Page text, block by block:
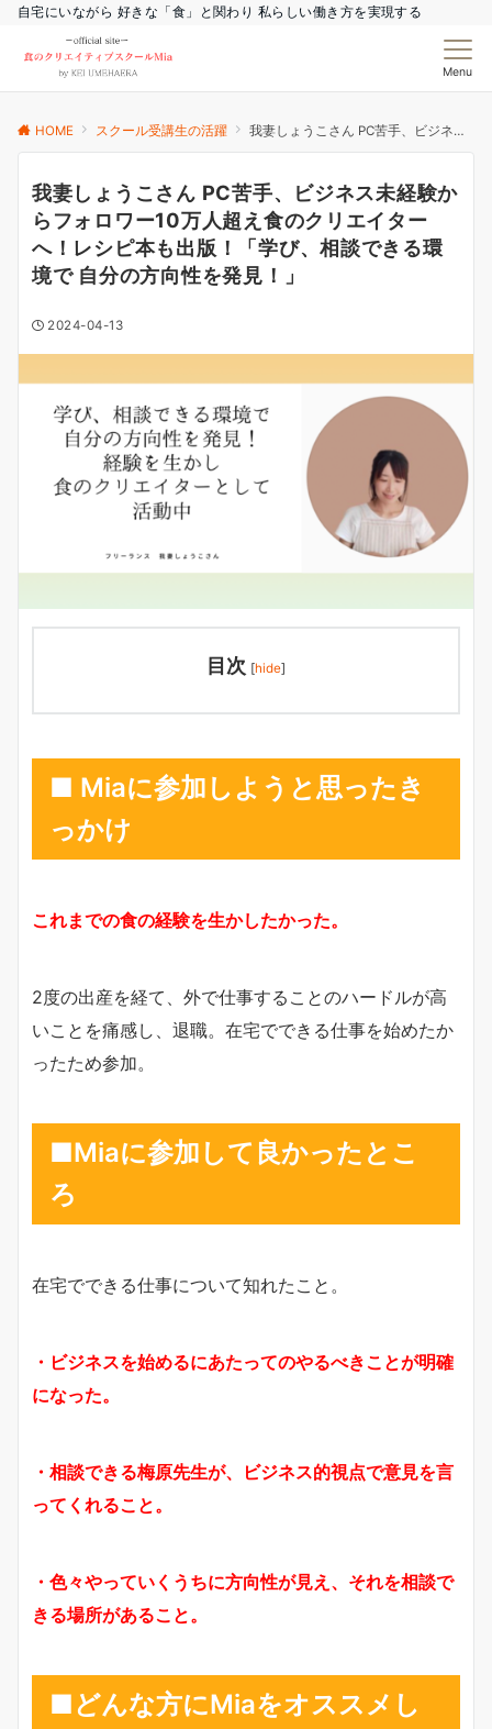
自宅にいながら 好きな「食」と関わり 私らしい働き方を実現する
Menu
HOME スクール受講生の活躍 我妻しょうこさん PC苦手、ビジネス未経験からフォロワー10万人超え食のクリエイターへ！レシピ本も出版！「学び、相談できる環境で 自分の方向性を発見！」
我妻しょうこさん PC苦手、ビジネス未経験か
らフォロワー10万人超え食のクリエイター
へ！レシピ本も出版！「学び、相談できる環
境で 自分の方向性を発見！」
2024-04-13
目次 [hide]
■ Miaに参加しようと思ったき
っかけ
これまでの食の経験を生かしたかった。
2度の出産を経て、外で仕事することのハードルが高
いことを痛感し、退職。在宅でできる仕事を始めたか
ったため参加。
■Miaに参加して良かったとこ
ろ
在宅でできる仕事について知れたこと。
・ビジネスを始めるにあたってのやるべきことが明確
になった。
・相談できる梅原先生が、ビジネス的視点で意見を言
ってくれること。
・色々やっていくうちに方向性が見え、それを相談で
きる場所があること。
■どんな方にMiaをオススメし